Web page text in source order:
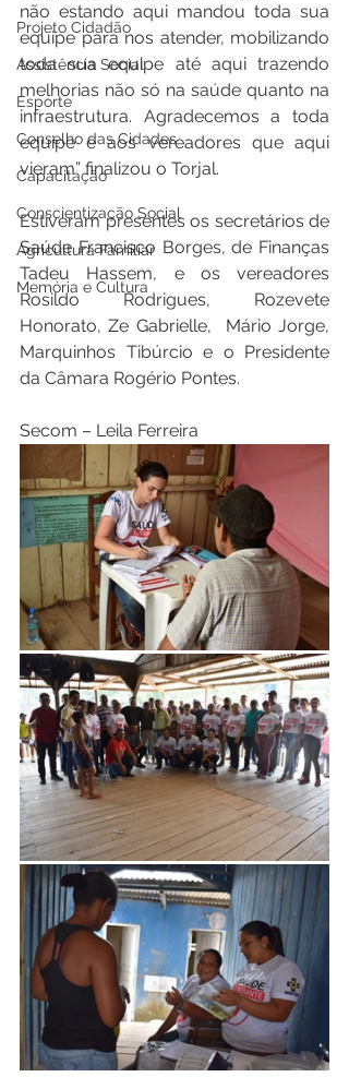
Projeto Cidadão
Assistência Social
Esporte
Conselho das Cidades
Capacitação
Conscientização Social
Agricultura Familiar
Memória e Cultura
não estando aqui mandou toda sua
equipe para nos atender, mobilizando
toda sua equipe até aqui trazendo
melhorias não só na saúde quanto na
infraestrutura. Agradecemos a toda
equipe e aos vereadores que aqui
vieram” finalizou o Torjal.
Estiveram presentes os secretários de
Saúde Francisco Borges, de Finanças
Tadeu Hassem, e os vereadores
Rosildo Rodrigues, Rozevete
Honorato, Ze Gabrielle,  Mário Jorge,
Marquinhos Tibúrcio e o Presidente
da Câmara Rogério Pontes.
Secom – Leila Ferreira